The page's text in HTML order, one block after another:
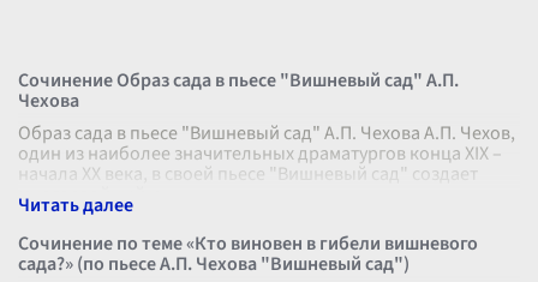
Сочинение Образ сада в пьесе "Вишневый сад" А.П.
Чехова
Образ сада в пьесе "Вишневый сад" А.П. Чехова А.П. Чехов,
один из наиболее значительных драматургов конца XIX –
начала XX века, в своей пьесе "Вишневый сад" создает
многослойный и
Сочинение по теме «Кто виновен в гибели вишневого
сада?» (по пьесе А.П. Чехова "Вишневый сад")